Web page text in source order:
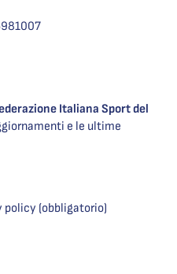
Italiana Sport del
e le ultime
(obbligatorio)